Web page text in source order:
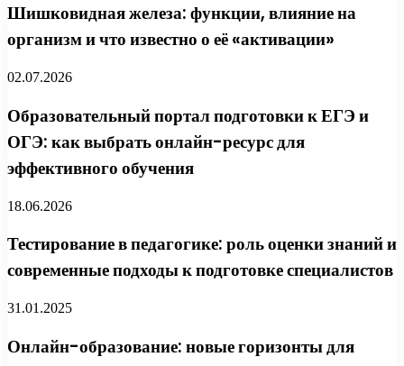
Шишковидная железа: функции, влияние на
организм и что известно о её «активации»
02.07.2026
Образовательный портал подготовки к ЕГЭ и
ОГЭ: как выбрать онлайн-ресурс для
эффективного обучения
18.06.2026
Тестирование в педагогике: роль оценки знаний и
современные подходы к подготовке специалистов
31.01.2025
Онлайн-образование: новые горизонты для